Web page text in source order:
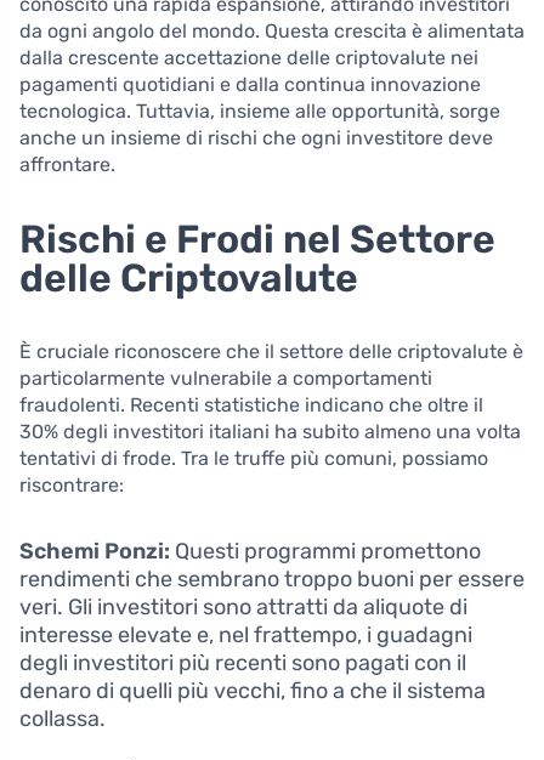
da ogni angolo del mondo. Questa crescita è alimentata
dalla crescente accettazione delle criptovalute nei
pagamenti quotidiani e dalla continua innovazione
tecnologica. Tuttavia, insieme alle opportunità, sorge
anche un insieme di rischi che ogni investitore deve
affrontare.
Rischi e Frodi nel Settore
delle Criptovalute
È cruciale riconoscere che il settore delle criptovalute è
particolarmente vulnerabile a comportamenti
fraudolenti. Recenti statistiche indicano che oltre il
30% degli investitori italiani ha subito almeno una volta
tentativi di frode. Tra le truffe più comuni, possiamo
riscontrare:
Schemi Ponzi: Questi programmi promettono
rendimenti che sembrano troppo buoni per essere
veri. Gli investitori sono attratti da aliquote di
interesse elevate e, nel frattempo, i guadagni
degli investitori più recenti sono pagati con il
denaro di quelli più vecchi, fino a che il sistema
collassa.